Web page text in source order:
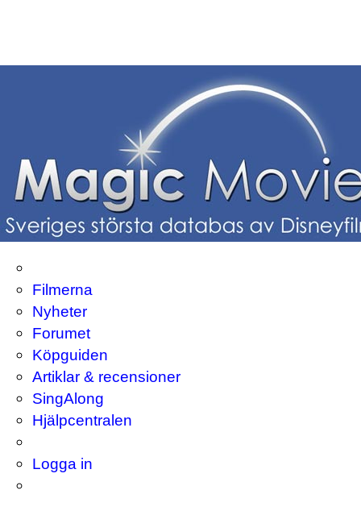
Filmerna
Nyheter
Forumet
Köpguiden
Artiklar & recensioner
SingAlong
Hjälpcentralen
Logga in